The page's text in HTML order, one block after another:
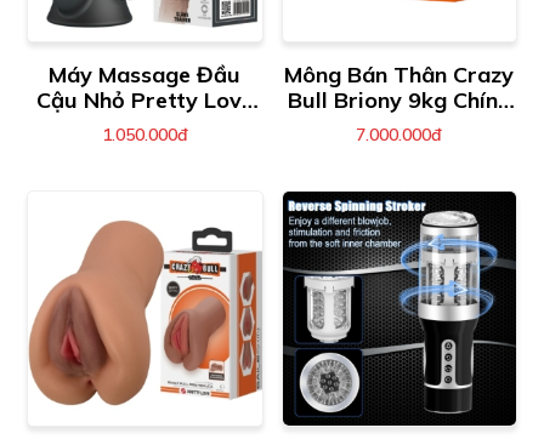
Máy Massage Đầu
Cậu Nhỏ Pretty Love
Wyatt
1.050.000đ
Mông Bán Thân Crazy
Bull Briony 9kg Chính
Hãng
7.000.000đ